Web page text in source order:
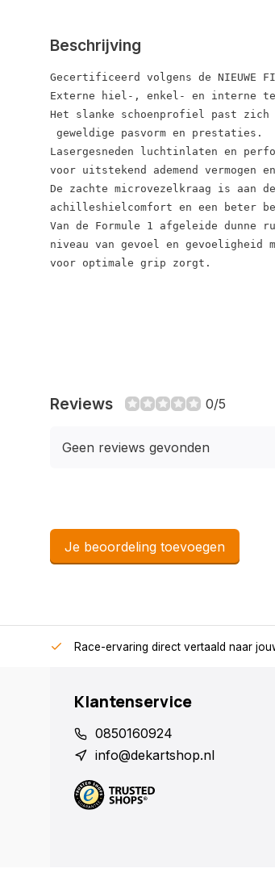
Beschrijving
Gecertificeerd volgens de NIEUWE
Externe hiel-, enkel- en interne
Het slanke schoenprofiel past zich
geweldige pasvorm en prestaties.
Lasergesneden luchtinlaten en
voor uitstekend ademend vermogen
De zachte microvezelkraag is aan
achilleshielcomfort en een beter
Van de Formule 1 afgeleide dunne
niveau van gevoel en
voor optimale grip zorgt.
Reviews 0/5
Geen reviews gevonden
Je beoordeling toevoegen
Race-ervaring direct vertaald naar
Klantenservice
0850160924
info@dekartshop.nl